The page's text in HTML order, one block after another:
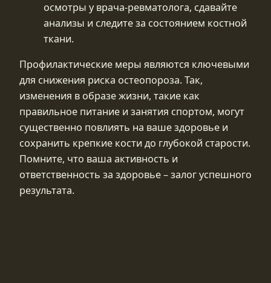
осмотры у врача-ревматолога, сдавайте
анализы и следите за состоянием костной
ткани.
Профилактические меры являются ключевыми
для снижения риска остеопороза. Так,
изменения в образе жизни, такие как
правильное питание и занятия спортом, могут
существенно повлиять на ваше здоровье и
сохранить крепкие кости до глубокой старости.
Помните, что ваша активность и
ответственность за здоровье – залог успешного
результата.